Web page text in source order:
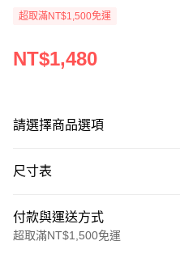
超取滿NT$1,500免運
NT$1,480
請選擇商品選項
尺寸表
付款與運送方式
超取滿NT$1,500免運